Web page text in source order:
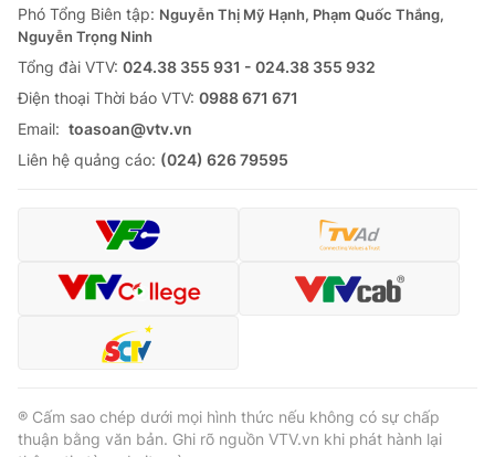
Thị trường
Tư vấn
Lịch phát sóng
Chuyên mục khác
Emagazine Podcast
Video Shorts video
VTV Money
VTV Sức khoẻ Bất động sản
Phó Tổng Biên tập: Nguyễn Thị Mỹ Hạnh, Phạm Quốc Thắng,
Nguyễn Trọng Ninh
Tổng đài VTV: 024.38 355 931 - 024.38 355 932
Ðiện thoại Thời báo VTV: 0988 671 671
Email: toasoan@vtv.vn
Liên hệ quảng cáo: (024) 626 79595
® Cấm sao chép dưới mọi hình thức nếu không có sự chấp
thuận bằng văn bản. Ghi rõ nguồn VTV.vn khi phát hành lại